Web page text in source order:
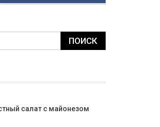
салат с майонезом